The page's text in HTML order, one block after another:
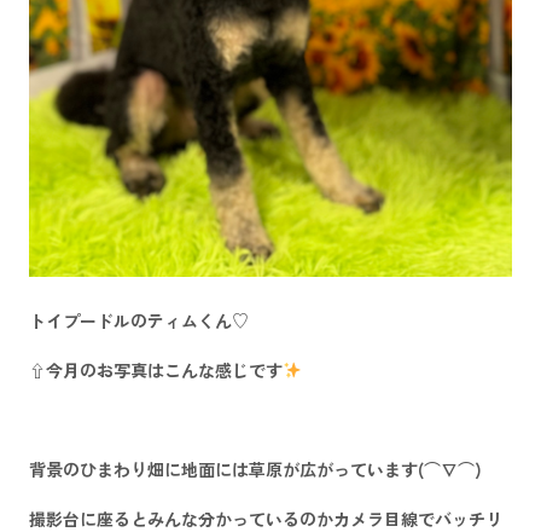
トイプードルのティムくん♡
⇧今月のお写真はこんな感じです
背景のひまわり畑に地面には草原が広がっています(⌒∇⌒)
撮影台に座るとみんな分かっているのかカメラ目線でバッチリ